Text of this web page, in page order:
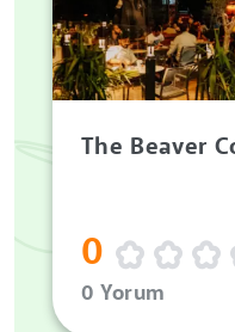
The Beaver
0
0 Yorum